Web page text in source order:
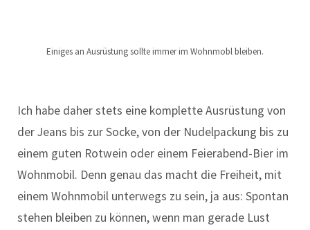
Einiges an Ausrüstung sollte immer im Wohnmobl bleiben.
Ich habe daher stets eine komplette Ausrüstung von
der Jeans bis zur Socke, von der Nudelpackung bis zu
einem guten Rotwein oder einem Feierabend-Bier im
Wohnmobil. Denn genau das macht die Freiheit, mit
einem Wohnmobil unterwegs zu sein, ja aus: Spontan
stehen bleiben zu können, wenn man gerade Lust